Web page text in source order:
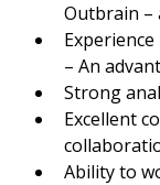
Outbrain –
– An
Strong
Excellent
Ability to